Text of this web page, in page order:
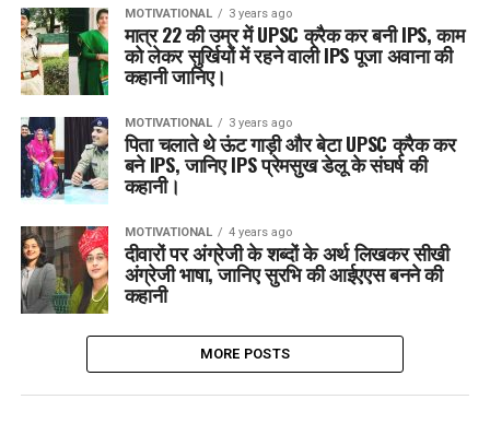
MOTIVATIONAL 3 years ago
मात्र 22 की उम्र में UPSC क्रैक कर बनी IPS, काम
को लेकर सुर्खियों में रहने वाली IPS पूजा अवाना की
कहानी जानिए।
MOTIVATIONAL 3 years ago
पिता चलाते थे ऊंट गाड़ी और बेटा UPSC क्रैक कर
बने IPS, जानिए IPS प्रेमसुख डेलू के संघर्ष की
कहानी।
MOTIVATIONAL 4 years ago
दीवारों पर अंग्रेजी के शब्दों के अर्थ लिखकर सीखी
अंग्रेजी भाषा, जानिए सुरभि की आईएएस बनने की
कहानी
MORE POSTS